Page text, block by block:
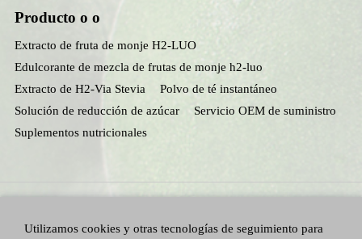
Producto o o
Extracto de fruta de monje H2-LUO
Edulcorante de mezcla de frutas de monje h2-luo
Extracto de H2-Via Stevia
Polvo de té instantáneo
Solución de reducción de azúcar
Servicio OEM de suministro
Suplementos nutricionales
Utilizamos cookies y otras tecnologías de seguimiento para